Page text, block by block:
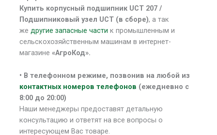
Купить корпусный подшипник UCT 207 /
Подшипниковый узел UCT (в сборе), а так
же другие запасные части к промышленным и
сельскохозяйственным машинам в интернет-
магазине «АгроКод».
• В телефонном режиме, позвонив на любой из
контактных номеров телефонов (ежедневно с
8:00 до 20:00)
Наши менеджеры предоставят детальную
консультацию и ответят на все вопросы о
интересующем Вас товаре.